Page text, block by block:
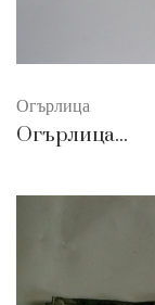
Огърлица
Огърлица...